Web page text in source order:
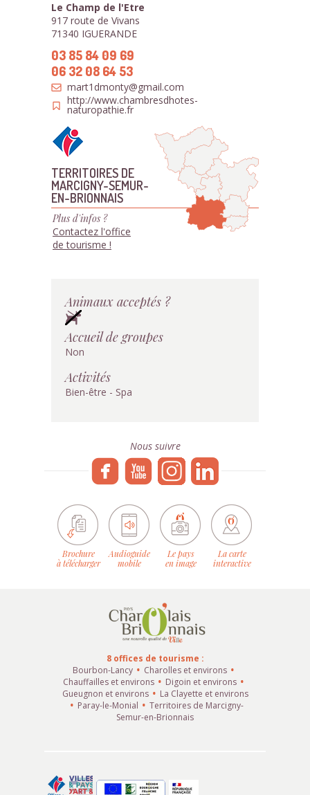
Le Champ de l'Etre
917 route de Vivans
71340 IGUERANDE
03 85 84 09 69
06 32 08 64 53
mart1dmonty@gmail.com
http://www.chambresdhotes-
naturopathie.fr
TERRITOIRES DE
MARCIGNY-SEMUR-
EN-BRIONNAIS
Plus d'infos ?
Contactez l'office
de tourisme !
Animaux acceptés ?
Accueil de groupes
Non
Activités
Bien-être - Spa
Nous suivre
Brochure
à télécharger
Audioguide
mobile
Le pays
en image
La carte
interactive
8 offices de tourisme :
Bourbon-Lancy
Charolles et environs
Chauffailles et environs
Digoin et environs
Gueugnon et environs
La Clayette et environs
Paray-le-Monial
Territoires de Marcigny-
Semur-en-Brionnais